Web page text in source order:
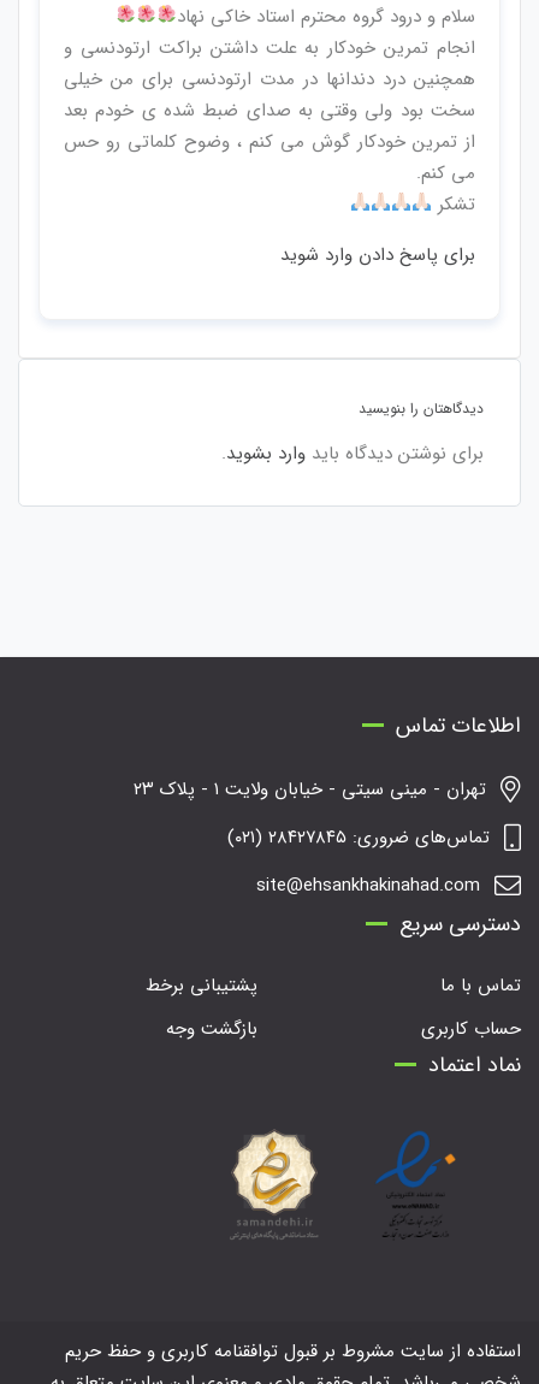
سلام و درود گروه محترم استاد خاکی نهاد
انجام تمرین خودکار به علت داشتن براکت ارتودنسی و
همچنین درد دندانها در مدت ارتودنسی برای من خیلی
سخت بود ولی وقتی به صدای ضبط شده ی خودم بعد
از تمرین خودکار گوش می کنم ‌، وضوح کلماتی رو حس
می کنم.
تشکر
برای پاسخ دادن وارد شوید
دیدگاهتان را بنویسید
برای نوشتن دیدگاه باید وارد بشوید.
اطلاعات تماس
تهران - مینی سیتی - خیابان ولایت ۱ - پلاک ۲۳
تماس‌های ضروری: ۲۸۴۲۷۸۴۵ (۰۲۱)
site@ehsankhakinahad.com
دسترسی سریع
تماس با ما
پشتیبانی برخط
حساب کاربری
بازگشت وجه
نماد اعتماد
استفاده از سایت مشروط بر قبول توافقنامه کاربری و حفظ حریم